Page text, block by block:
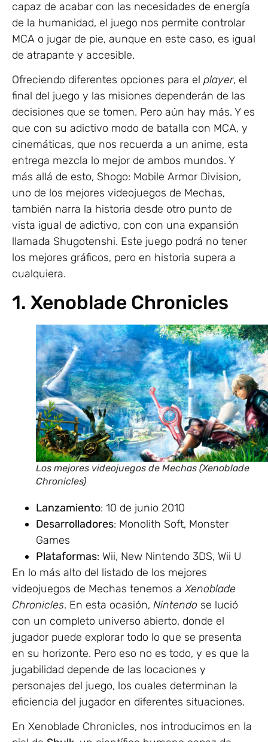
capaz de acabar con las necesidades de energía
de la humanidad, el juego nos permite controlar
MCA o jugar de pie, aunque en este caso, es igual
de atrapante y accesible.
Ofreciendo diferentes opciones para el player, el
final del juego y las misiones dependerán de las
decisiones que se tomen. Pero aún hay más. Y es
que con su adictivo modo de batalla con MCA, y
cinemáticas, que nos recuerda a un anime, esta
entrega mezcla lo mejor de ambos mundos. Y
más allá de esto, Shogo: Mobile Armor Division,
uno de los mejores videojuegos de Mechas,
también narra la historia desde otro punto de
vista igual de adictivo, con con una expansión
llamada Shugotenshi. Este juego podrá no tener
los mejores gráficos, pero en historia supera a
cualquiera.
1. Xenoblade Chronicles
Los mejores videojuegos de Mechas (Xenoblade
Chronicles)
Lanzamiento: 10 de junio 2010
Desarrolladores: Monolith Soft, Monster
Games
Plataformas: Wii, New Nintendo 3DS, Wii U
En lo más alto del listado de los mejores
videojuegos de Mechas tenemos aXenoblade
Chronicles. En esta ocasión, Nintendo se lució
con un completo universo abierto, donde el
jugador puede explorar todo lo que se presenta
en su horizonte. Pero eso no es todo, y es que la
jugabilidad depende de las locaciones y
personajes del juego, los cuales determinan la
eficiencia del jugador en diferentes situaciones.
En Xenoblade Chronicles, nos introducimos en la